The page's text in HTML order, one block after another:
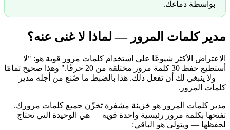
بواسطة دماغك.
مدير كلمات المرور — لماذا لا غنى عنه؟
الاعتراض الأكثر شيوعًا على استخدام كلمات مرور قوية هو: "لا
أستطيع حفظ 30 كلمة مرور مختلفة من 20 حرفًا." وهذا صحيح تمامًا
— ولا ينبغي لك أن تفعل ذلك. هذا بالضبط ما صُنع من أجله مدير
كلمات المرور.
مدير كلمات المرور هو خزينة مشفرة تخزّن جميع كلمات مرورك.
تفتحها بكلمة مرور رئيسية واحدة قوية — هي الوحيدة التي تحتاج
لحفظها — ويتولى هو الباقي: